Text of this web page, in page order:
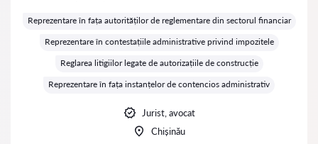
Reprezentare în fața autorităților de reglementare din sectorul financiar
Reprezentare în contestațiile administrative privind impozitele
Reglarea litigiilor legate de autorizațiile de construcție
Reprezentare în fața instanțelor de contencios administrativ
Jurist, avocat
Chișinău